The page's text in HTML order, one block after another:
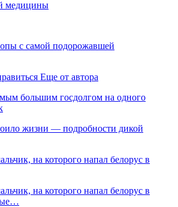
медицины
с самой подорожавшей
Еще от автора
большим госдолгом на одного
жизни — подробности дикой
на которого напал белорус в
на которого напал белорус в